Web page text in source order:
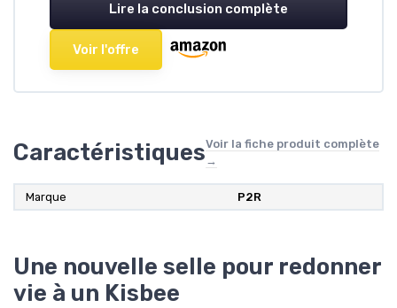
Lire la conclusion complète
Voir l'offre
CaractéristiquesVoir la fiche produit complète
→
Marque P2R
Une nouvelle selle pour redonner
vie à un Kisbee